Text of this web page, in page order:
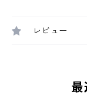
レビュー
最